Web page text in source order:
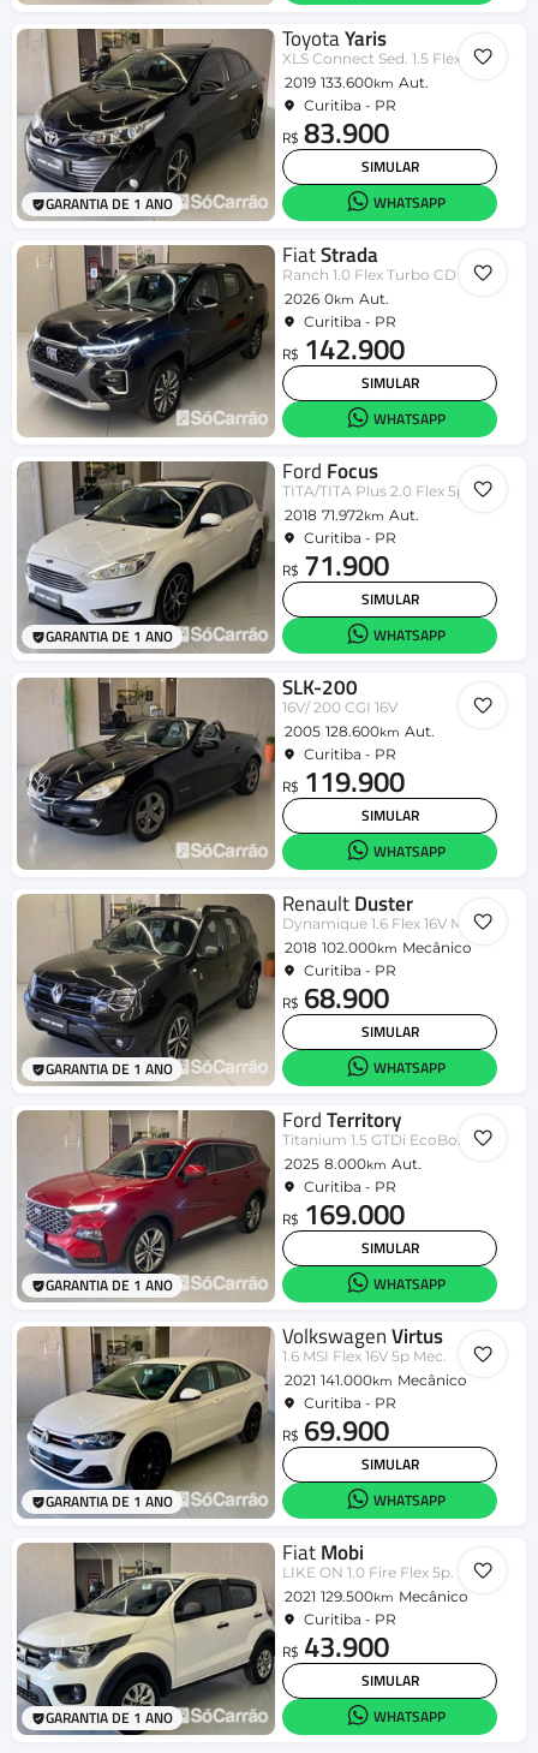
GARANTIA DE 1 ANO
ToyotaYaris
XLS Connect Sed. 1.5 Flex 16V Aut.
2019 133.600km Aut.
Curitiba - PR
R$ 83.900
SIMULAR
WHATSAPP
FiatStrada
Ranch 1.0 Flex Turbo CD Aut.
2026 0km Aut.
Curitiba - PR
R$ 142.900
SIMULAR
WHATSAPP
GARANTIA DE 1 ANO
Ford Focus
TITA/TITA Plus 2.0 Flex 5p Aut.
2018 71.972km Aut.
Curitiba - PR
R$ 71.900
SIMULAR
WHATSAPP
SLK-200
16V/ 200 CGI 16V
2005 128.600km Aut.
Curitiba - PR
R$ 119.900
SIMULAR
WHATSAPP
GARANTIA DE 1 ANO
RenaultDuster
Dynamique 1.6 Flex 16V Mec.
2018 102.000km Mecânico
Curitiba - PR
R$ 68.900
SIMULAR
WHATSAPP
GARANTIA DE 1 ANO
FordTerritory
Titanium 1.5 GTDi EcoBo. Aut.
2025 8.000km Aut.
Curitiba - PR
R$ 169.000
SIMULAR
WHATSAPP
GARANTIA DE 1 ANO
VolkswagenVirtus
1.6 MSI Flex 16V 5p Mec.
2021 141.000km Mecânico
Curitiba - PR
R$ 69.900
SIMULAR
WHATSAPP
GARANTIA DE 1 ANO
FiatMobi
LIKE ON 1.0 Fire Flex 5p.
2021 129.500km Mecânico
Curitiba - PR
R$ 43.900
SIMULAR
WHATSAPP